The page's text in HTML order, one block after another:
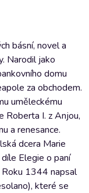
básní, novel a
Narodil jako
domu
za obchodem.
uměleckému
Roberta I. z Anjou,
a renesance.
dcera Marie
Elegie o paní
1344 napsal
které se